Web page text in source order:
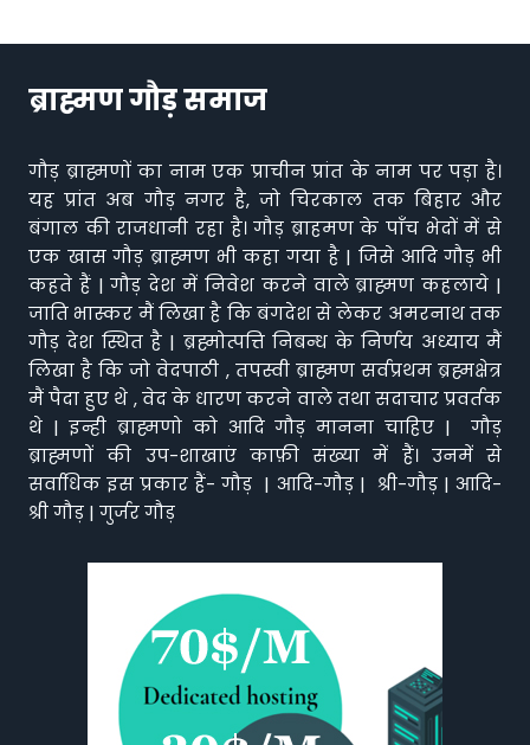
ब्राह्मण गौड़ समाज
गौड़ ब्राह्मणों का नाम एक प्राचीन प्रांत के नाम पर पड़ा है।
यह प्रांत अब गौड़ नगर है, जो चिरकाल तक बिहार और
बंगाल की राजधानी रहा है। गौड़ ब्राहमण के पाँच भेदों में से
एक खास गौड़ ब्राह्मण भी कहा गया है | जिसे आदि गौड़ भी
कहते हैं | गौड़ देश में निवेश करने वाले ब्राह्मण कहलाये |
जाति भास्कर मैं लिखा है कि बंगदेश से लेकर अमरनाथ तक
गौड़ देश स्थित है | ब्रह्मोत्पत्ति निबन्ध के निर्णय अध्याय मैं
लिखा है कि जो वेदपाठी , तपस्वी ब्राह्मण सर्वप्रथम ब्रह्मक्षेत्र
मैं पैदा हुए थे , वेद के धारण करने वाले तथा सदाचार प्रवर्तक
थे | इन्ही ब्राह्मणो को आदि गौड़ मानना चाहिए | गौड़
ब्राह्मणों की उप-शाखाएं काफ़ी संख्या में हैं। उनमें से
सर्वाधिक इस प्रकार हैं- गौड़ | आदि-गौड़ | श्री-गौड़ | आदि-
श्री गौड़ | गुर्जर गौड़